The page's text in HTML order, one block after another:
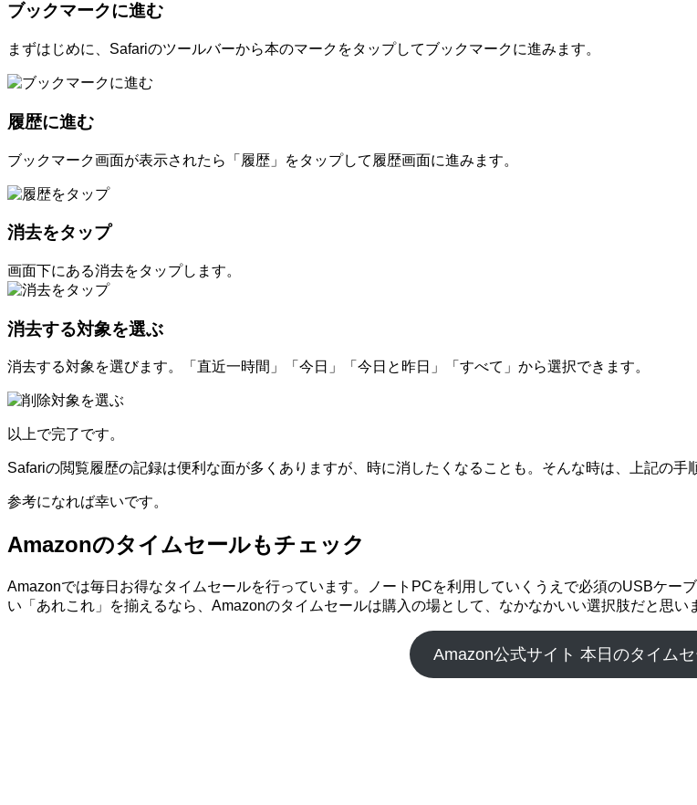
ブックマークに進む
まずはじめに、Safariのツールバーから本のマークをタップしてブックマークに進みます。
履歴に進む
ブックマーク画面が表示されたら「履歴」をタップして履歴画面に進みます。
消去をタップ
画面下にある消去をタップします。
消去する対象を選ぶ
消去する対象を選びます。「直近一時間」「今日」「今日と昨日」「すべて」から選択できます。
以上で完了です。
Safariの閲覧履歴の記録は便利な面が多くありますが、時に消したくなることも。そんな時は、上記の手
参考になれば幸いです。
Amazonのタイムセールもチェック
Amazonでは毎日お得なタイムセールを行っています。ノートPCを利用していくうえで必須のUSBケ
い「あれこれ」を揃えるなら、Amazonのタイムセールは購入の場として、なかなかいい選択肢だと思い
Amazon公式サイト 本日のタイム